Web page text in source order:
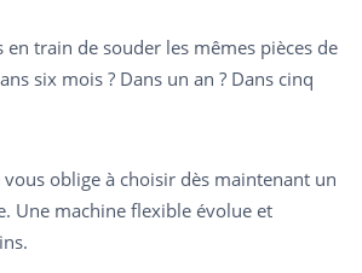
en train de souder les mêmes pièces de
six mois ? Dans un an ? Dans cinq
oblige à choisir dès maintenant un
Une machine flexible évolue et